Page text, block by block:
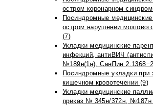
остром коронарном
Посиндромные
остром нарушении
(7)
Укладки медицинские
инфекций, антиВИЧ
№189н(1н), СанПин
Посиндромные укладки при
кишечном кровотечении (9)
Укладки медицинские
приказ № 345н/372н, №187н